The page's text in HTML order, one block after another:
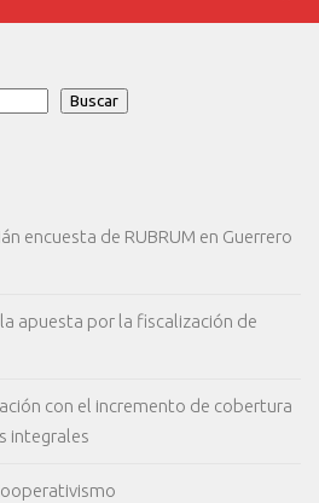
Buscar
encuesta de RUBRUM en Guerrero
apuesta por la fiscalización de
con el incremento de cobertura
integrales